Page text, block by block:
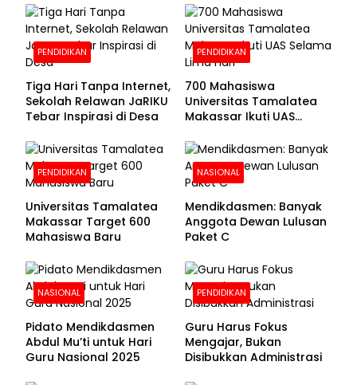
Pendaftaran Segera
Dibuka
PENDIDIKAN
Tiga Hari Tanpa Internet,
Sekolah Relawan JaRIKU
Tebar Inspirasi di Desa
PENDIDIKAN
700 Mahasiswa
Universitas Tamalatea
Makassar Ikuti UAS
PENDIDIKAN
Universitas Tamalatea
Makassar Target 600
Mahasiswa Baru
NASIONAL
Mendikdasmen: Banyak
Anggota Dewan Lulusan
Paket C
NASIONAL
Pidato Mendikdasmen
Abdul Mu’ti untuk Hari
Guru Nasional 2025
PENDIDIKAN
Guru Harus Fokus
Mengajar, Bukan
Disibukkan Administrasi